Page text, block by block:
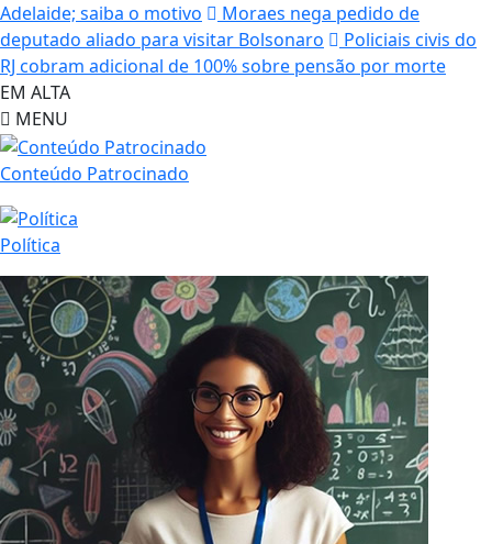
Adelaide; saiba o motivo
Moraes nega pedido de
deputado aliado para visitar Bolsonaro
Policiais civis do
RJ cobram adicional de 100% sobre pensão por morte
EM ALTA
MENU
Conteúdo Patrocinado
Política